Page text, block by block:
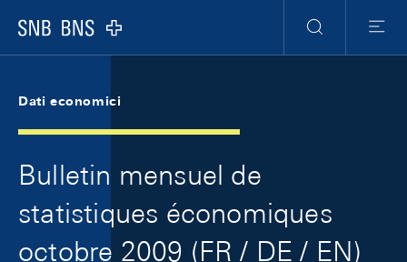
Logo
Ricerca
Menu
Dati economici
Bulletin mensuel de
statistiques économiques
octobre 2009 (FR / DE / EN)